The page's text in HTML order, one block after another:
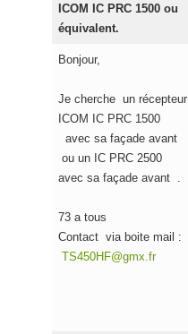
ICOM IC PRC 1500 ou
équivalent.
Bonjour,
Je cherche un récepteur
ICOM IC PRC 1500
avec sa façade avant
ou un IC PRC 2500
avec sa façade avant .
73 a tous
Contact via boite mail :
TS450HF@gmx.fr